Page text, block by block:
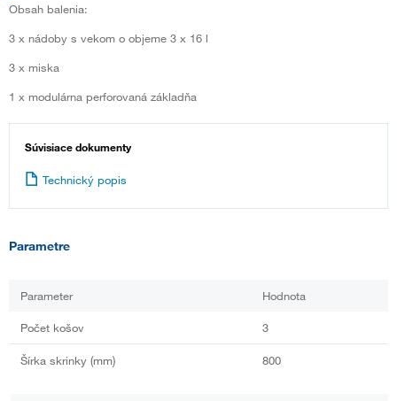
Obsah balenia:
3 x nádoby s vekom o objeme 3 x 16 l
3 x miska
1 x modulárna perforovaná základňa
Súvisiace dokumenty
Technický popis
Parametre
Parameter Hodnota
Počet košov 3
Šírka skrinky (mm) 800